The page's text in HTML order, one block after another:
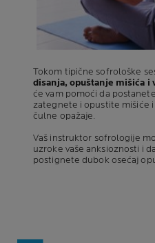
Tokom tipične sofrološke
disanja, opuštanje mišića
će vam pomoći da
zategnete i opustite mišiće
čulne opažaje.
Vaš instruktor sofrologije
uzroke vaše anksioznosti i
postignete dubok osećaj